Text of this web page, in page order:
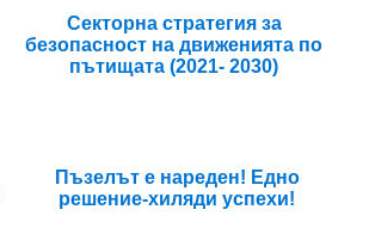
Секторна стратегия за
безопасност на движенията по
пътищата (2021- 2030)
Пъзелът е нареден! Едно
решение-хиляди успехи!